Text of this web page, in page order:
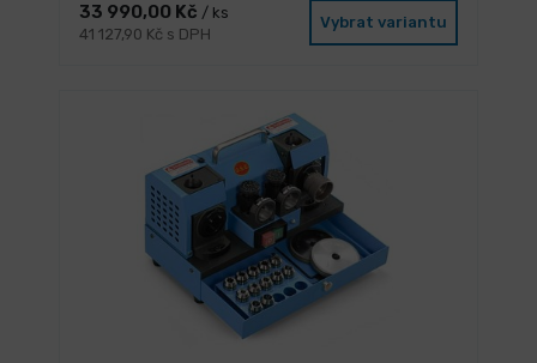
33 990,00 Kč / ks
41 127,90 Kč s DPH
Vybrat variantu